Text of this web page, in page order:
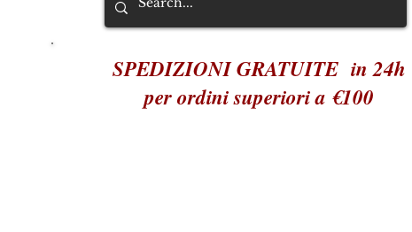
SPEDIZIONI GRATUITE in 24h
per ordini superiori a €100